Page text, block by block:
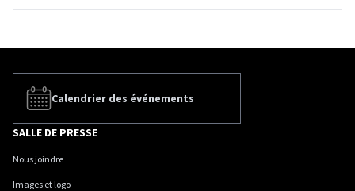
Calendrier des événements
SALLE DE PRESSE
Nous joindre
Images et logo